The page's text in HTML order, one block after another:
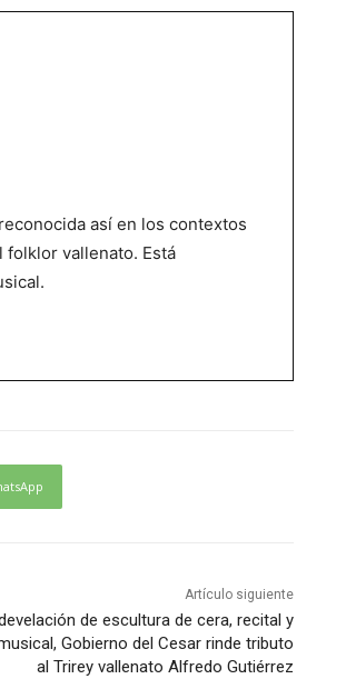
así en los contextos
vallenato. Está
Artículo siguiente
de escultura de cera, recital y
Gobierno del Cesar rinde tributo
al Trirey vallenato Alfredo Gutiérrez